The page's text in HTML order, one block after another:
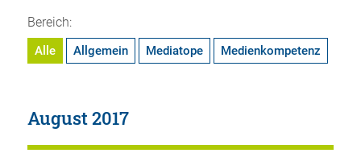
Bereich:
Alle Allgemein Mediatope Medienkompetenz
August 2017